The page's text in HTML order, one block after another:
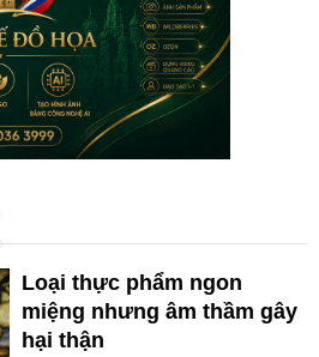
Loại thực phẩm ngon
miệng nhưng âm thầm gây
hại thận